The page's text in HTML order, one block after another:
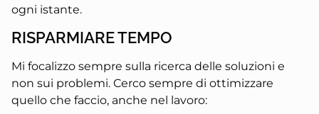
ogni istante.
RISPARMIARE TEMPO
Mi focalizzo sempre sulla ricerca delle soluzioni e
non sui problemi. Cerco sempre di ottimizzare
quello che faccio, anche nel lavoro: